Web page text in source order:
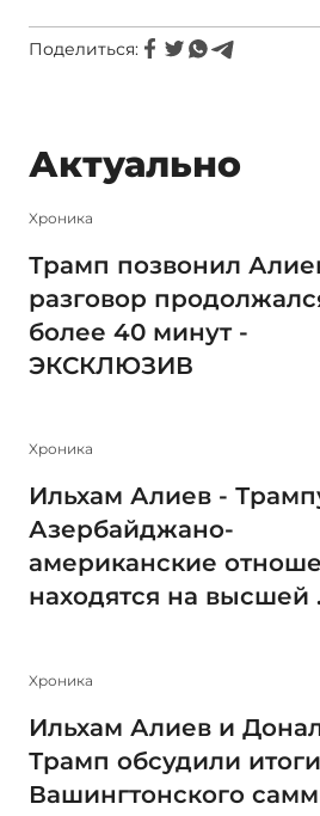
Поделиться:
Актуально
Xроника
Трамп позвонил
разговор
более 40 минут -
ЭКСКЛЮЗИВ
Xроника
Ильхам Алиев -
Азербайджано-
американские
находятся на высшей
Xроника
Ильхам Алиев и
Трамп обсудили итоги
Вашингтонского